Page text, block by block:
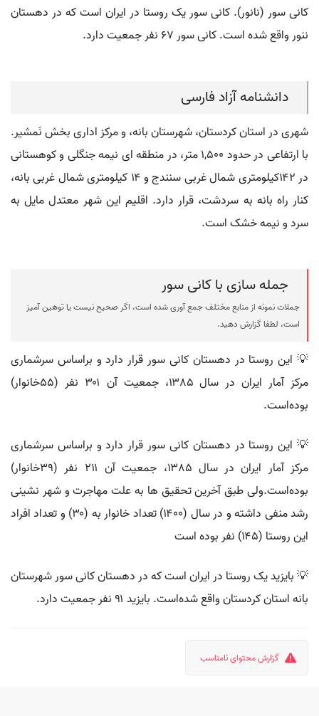
کانی سور (نانور). کانی سور یک روستا در ایران است که در دهستان
ننور واقع شده است. کانی سور ۶۷ نفر جمعیت دارد.
دانشنامه آزاد فارسی
شهری در استان کردستان، شهرستان بانه، و مرکز اداری بخش نَمشیر.
با ارتفاعی در حدود ۱,۵۰۰ متر، در منطقه ای نیمه جنگلی و کوهستانی
در ۱۴۲کیلومتری شمال غربی سنندج و ۱۴ کیلومتری شمال غربی بانه،
کنار راه بانه به سردشت، قرار دارد. اقلیم این شهر معتدل مایل به
سرد و نیمه خشک است.
جمله سازی با کانی سور
جملات نمونه از منابع مختلف جمع آوری شده است، اگر صحیح نیست یا توهین آمیز
است، لطفا گزارش دهید.
💡 این روستا در دهستان کانی سور قرار دارد و براساس سرشماری
مرکز آمار ایران در سال ۱۳۸۵، جمعیت آن ۳۰۱ نفر (۵۵خانوار)
بوده‌است.
💡 این روستا در دهستان کانی سور قرار دارد و براساس سرشماری
مرکز آمار ایران در سال ۱۳۸۵، جمعیت آن ۲۱۱ نفر (۳۹خانوار)
بوده‌است.ولی طبق آخرین تحقیق ها به علت مهاجرت و شهر نشینی
رشد منفی داشته و در سال (۱۴۰۰) تعداد خانوار به (۳۰) و تعداد افراد
این روستا (۱۴۵) نفر بوده است
💡 بایزید یک روستا در ایران است که در دهستان کانی سور شهرستان
بانه استان کردستان واقع شده‌است. بایزید ۹۱ نفر جمعیت دارد.
گزارش محتوای نامناسب